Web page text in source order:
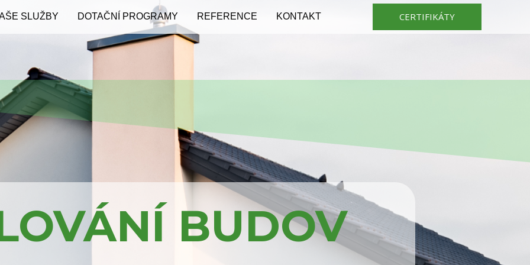
SLUŽBY DOTAČNÍ PROGRAMY REFERENCE KONTAKT CERTIFIKÁTY
BUDOV